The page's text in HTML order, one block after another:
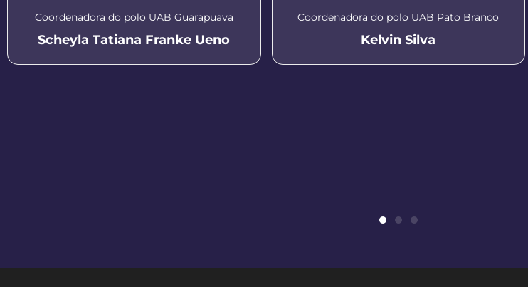
Coordenadora do polo UAB Guarapuava
Scheyla Tatiana Franke Ueno
Coordenadora do polo UAB Pato Branco
Kelvin Silva